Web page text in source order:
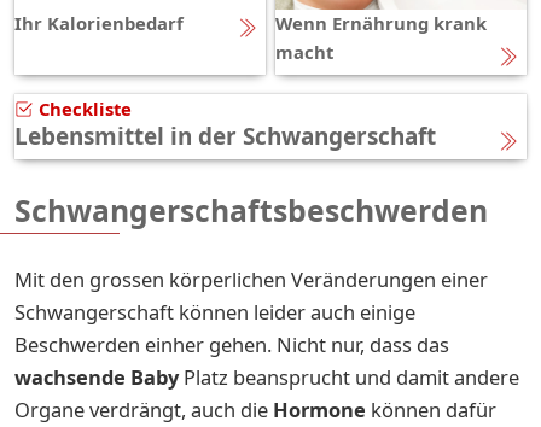
Ihr Kalorienbedarf
Wenn Ernährung krank
macht
Checkliste
Lebensmittel in der Schwangerschaft
Schwangerschaftsbeschwerden
Mit den grossen körperlichen Veränderungen einer
Schwangerschaft können leider auch einige
Beschwerden einher gehen. Nicht nur, dass das
wachsende BabyPlatz beansprucht und damit andere
Organe verdrängt, auch die Hormone können dafür